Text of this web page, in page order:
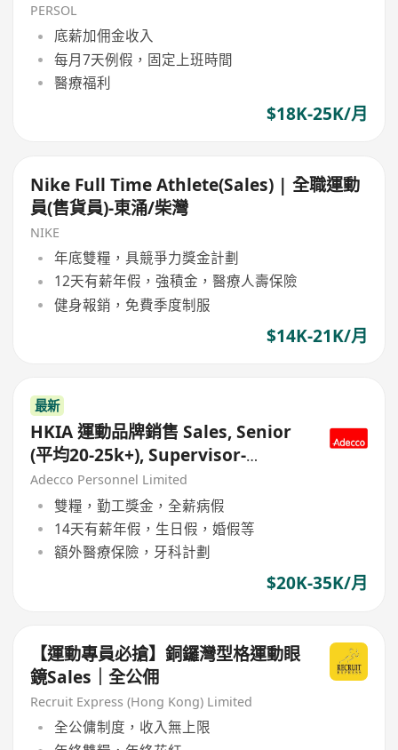
PERSOL
底薪加佣金收入
每月7天例假，固定上班時間
醫療福利
$18K-25K/月
Nike Full Time Athlete(Sales) | 全職運動
員(售貨員)-東涌/柴灣
NIKE
年底雙糧，具競爭力獎金計劃
12天有薪年假，強積金，醫療人壽保險
健身報銷，免費季度制服
$14K-21K/月
最新
HKIA 運動品牌銷售 Sales, Senior
(平均20-25k+), Supervisor-
Manager(平均27-40k+)
Adecco Personnel Limited
雙糧，勤工獎金，全薪病假
14天有薪年假，生日假，婚假等
額外醫療保險，牙科計劃
$20K-35K/月
【運動專員必搶】銅鑼灣型格運動眼
鏡Sales｜全公佣
Recruit Express (Hong Kong) Limited
全公傭制度，收入無上限